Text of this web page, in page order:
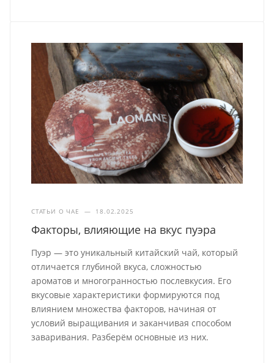
СТАТЬИ О ЧАЕ — 18.02.2025
Факторы, влияющие на вкус пуэра
Пуэр — это уникальный китайский чай, который
отличается глубиной вкуса, сложностью
ароматов и многогранностью послевкусия. Его
вкусовые характеристики формируются под
влиянием множества факторов, начиная от
условий выращивания и заканчивая способом
заваривания. Разберём основные из них.